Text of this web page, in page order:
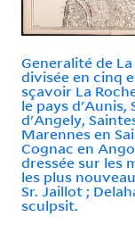
Generalité de
divisée en cinq
sçavoir La
le pays d'Aunis,
d'Angely,
Marennes en
Cognac en
dressée sur les
les plus
Sr. Jaillot ;
sculpsit.